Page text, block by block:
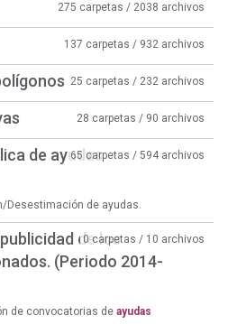
275 carpetas / 2038 archivos
137 carpetas / 932 archivos
25 carpetas / 232 archivos
28 carpetas / 90 archivos
de ayudas65 carpetas / 594 archivos
Desestimación de ayudas.
de los
(Periodo 2014-
0 carpetas / 10 archivos
de convocatorias de ayudas